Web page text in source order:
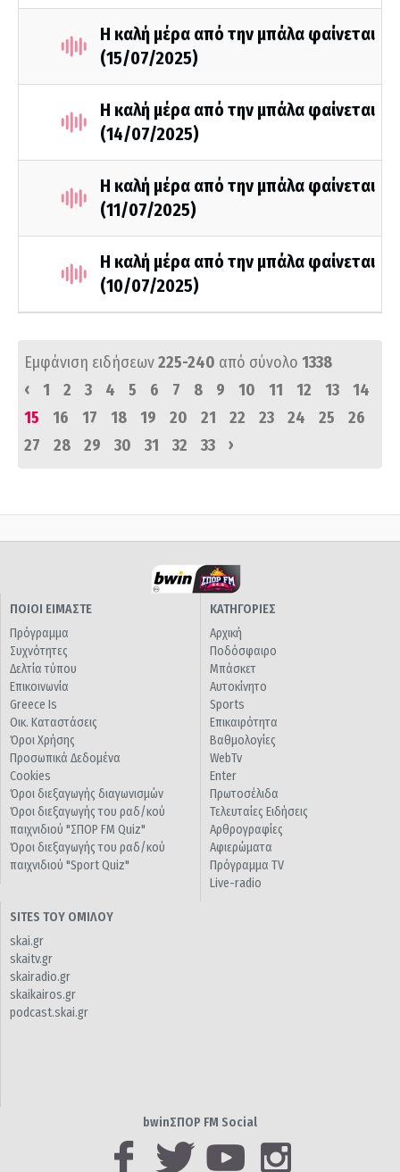
Η καλή μέρα από την μπάλα φαίνεται
(15/07/2025)
Η καλή μέρα από την μπάλα φαίνεται
(14/07/2025)
Η καλή μέρα από την μπάλα φαίνεται
(11/07/2025)
Η καλή μέρα από την μπάλα φαίνεται
(10/07/2025)
Εμφάνιση ειδήσεων225-240 από σύνολο 1338
‹
1 2 3 4 5 6 7 8 9 10 11 12 13
14
15
16 17 18 19 20 21 22 23 24 25
26
27
28 29 30 31 32 33 ›
ΠΟΙΟΙ ΕΙΜΑΣΤΕ
Πρόγραμμα
Συχνότητες
Δελτία τύπου
Επικοινωνία
Greece Is
Οικ. Καταστάσεις
Όροι Χρήσης
Προσωπικά Δεδομένα
Cookies
Όροι διεξαγωγής διαγωνισμών
Όροι διεξαγωγής του ραδ/κού
παιχνιδιού "ΣΠΟΡ FM Quiz"
Όροι διεξαγωγής του ραδ/κού
παιχνιδιού "Sport Quiz"
ΚΑΤΗΓΟΡΙΕΣ
Αρχική
Ποδόσφαιρο
Μπάσκετ
Αυτοκίνητο
Sports
Επικαιρότητα
Βαθμολογίες
WebTv
Enter
Πρωτοσέλιδα
Τελευταίες Ειδήσεις
Αρθρογραφίες
Αφιερώματα
Πρόγραμμα TV
Live-radio
SITES ΤΟΥ ΟΜΙΛΟΥ
skai.gr
skaitv.gr
skairadio.gr
skaikairos.gr
podcast.skai.gr
bwinΣΠΟΡ FM Social